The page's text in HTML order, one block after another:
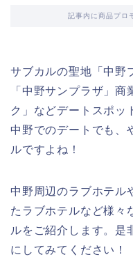
記事内に商品プロ
サブカルの聖地「中野
「中野サンプラザ」
ク」などデートスポッ
中野でのデートでも、
ルですよね！
中野周辺のラブホテル
たラブホテルなど様々
ルをご紹介します。是
にしてみてください！